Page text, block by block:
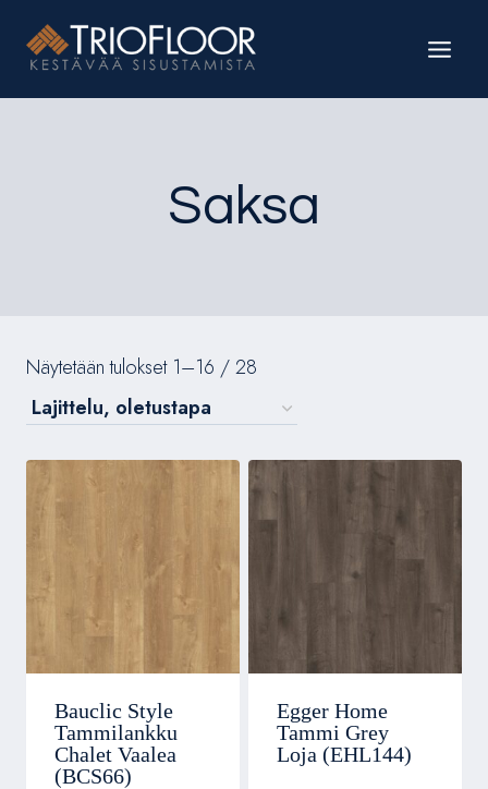
sisältöön
Saksa
Näytetään tulokset 1–16 / 28
Bauclic Style
Tammilankku
Chalet Vaalea
(BCS66)
Egger Home
Tammi Grey
Loja (EHL144)